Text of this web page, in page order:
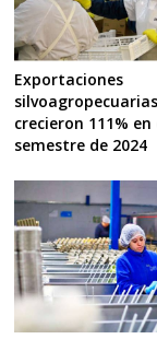
Exportaciones
crecieron 111%
semestre de 2024